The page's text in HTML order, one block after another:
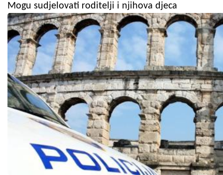
Mogu sudjelovati roditelji i njihova djeca